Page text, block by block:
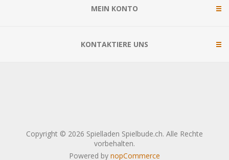
MEIN KONTO
KONTAKTIERE UNS
Copyright © 2026 Spielladen Spielbude.ch. Alle Rechte
vorbehalten.
Powered by nopCommerce